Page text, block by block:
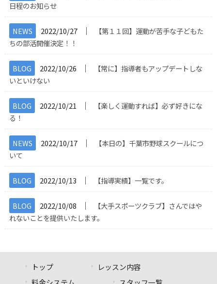
日程のお知らせ
NEWS 2022/10/27 │
【第１１回】運動が苦手な子どもた
ちの部活開催決定！！
BLOG 2022/10/26 │
【常に】指導者もアップデートしな
いといけない
BLOG 2022/10/21 │
【楽しく運動すれば】必ず好きにな
る！
NEWS 2022/10/17 │
【本日の】千葉市野球スクールにつ
いて
BLOG 2022/10/13 │ 【指導実績】一覧です。
BLOG 2022/10/08 │
【大手スポーツクラブ】さんではや
れないことを提供いたします。
トップ
レッスン内容